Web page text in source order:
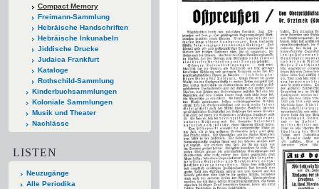
Compact Memory
Freimann-Sammlung
Hebräische Handschriften
Hebräische Inkunabeln
Jiddische Drucke
Judaica Frankfurt
Kataloge
Rothschild-Sammlung
Kinderbuchsammlungen
Koloniale Sammlungen
Musik und Theater
Nachlässe
LISTEN
Neuzugänge
Alle Periodika